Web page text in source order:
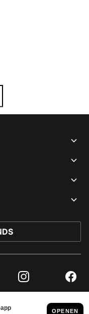
Instagram
VOORBEHOUDEN
JURIDISCHE GEGEVENS